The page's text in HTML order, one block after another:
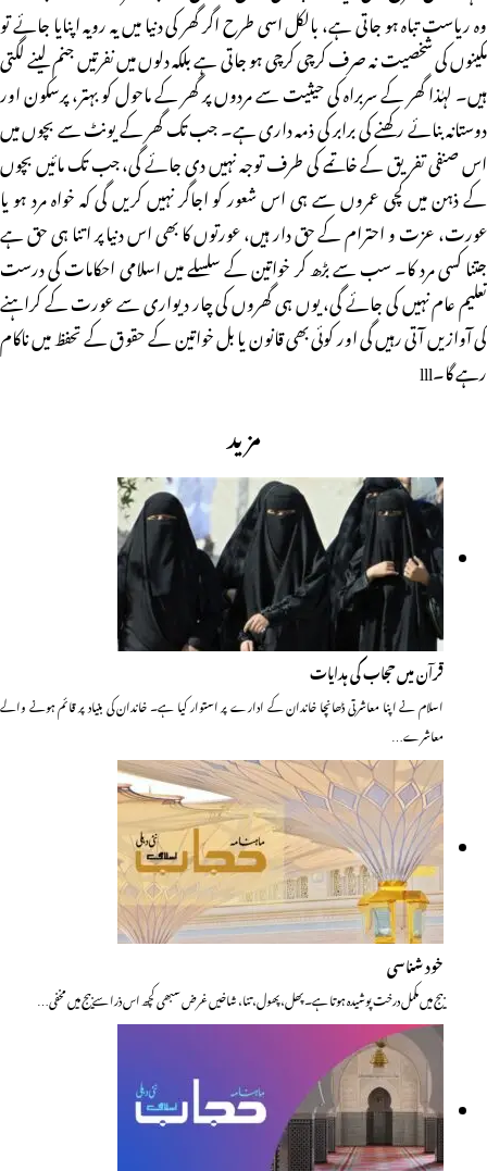
وہ ریاست تباہ ہو جاتی ہے، بالکل اسی طرح اگر گھر کی دنیا میں یہ رویہ اپنایا جائے تو
مکینوں کی شخصیت نہ صرف کرچی کرچی ہو جاتی ہے بلکہ دلوں میں نفرتیں جنم لینے لگتی
ہیں۔ لہٰذا گھر کے سربراہ کی حیثیت سے مردوں پر گھر کے ماحول کو بہتر، پرسکون اور
دوستانہ بنائے رکھنے کی برابر کی ذمہ داری ہے۔ جب تک گھر کے یونٹ سے بچوں میں
اس صنفی تفریق کے خاتمے کی طرف توجہ نہیں دی جائے گی، جب تک مائیں بچوں
کے ذہن میں کچی عمروں سے ہی اس شعور کو اجاگر نہیں کریں گی کہ خواہ مرد ہو یا
عورت، عزت و احترام کے حق دار ہیں، عورتوں کا بھی اس دنیا پر اتنا ہی حق ہے
جتنا کسی مرد کا۔ سب سے بڑھ کر خواتین کے سلسلے میں اسلامی احکامات کی درست
تعلیم عام نہیں کی جائے گی، یوں ہی گھروں کی چار دیواری سے عورت کے کراہنے
کی آوازیں آتی رہیں گی اور کوئی بھی قانون یا بل خواتین کے حقوق کے تحفظ میں ناکام
رہے گا۔lll
مزید
قرآن میں حجاب کی ہدایات
اسلام نے اپنا معاشرتی ڈھانچا خاندان کے ادارے پر استوار کیا ہے۔ خاندان کی بنیاد پر قائم ہونے والے
معاشرے…
خود شناسی
بیج میں مکمل درخت پوشیدہ ہوتا ہے۔ پھل، پھول، تنا، شاخیں غرض سبھی کچھ اس ذرا سے بیج میں مخفی…